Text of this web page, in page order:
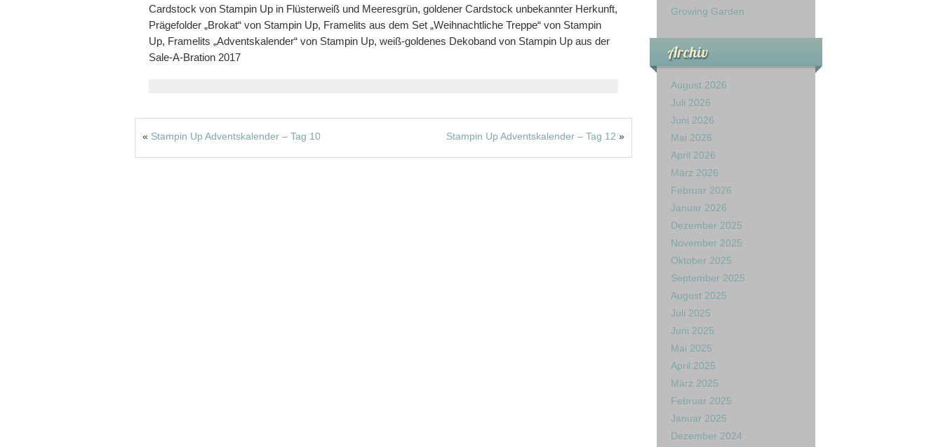
Cardstock von Stampin Up in Flüsterweiß und Meeresgrün, goldener Cardstock unbekannter Herkunft,
Prägefolder „Brokat“ von Stampin Up, Framelits aus dem Set „Weihnachtliche Treppe“ von Stampin
Up, Framelits „Adventskalender“ von Stampin Up, weiß-goldenes Dekoband von Stampin Up aus der
Sale-A-Bration 2017
« Stampin Up Adventskalender – Tag 10 Stampin Up Adventskalender – Tag 12 »
Growing Garden
Archiv
August 2026
Juli 2026
Juni 2026
Mai 2026
April 2026
März 2026
Februar 2026
Januar 2026
Dezember 2025
November 2025
Oktober 2025
September 2025
August 2025
Juli 2025
Juni 2025
Mai 2025
April 2025
März 2025
Februar 2025
Januar 2025
Dezember 2024